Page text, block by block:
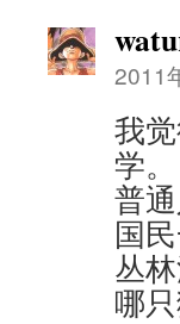
2011
我
学。
普
国
丛
哪